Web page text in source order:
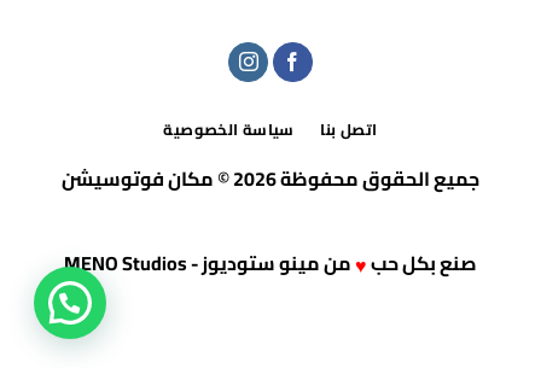
اتصل بنا سياسة الخصوصية
جميع الحقوق محفوظة 2026 © مكان فوتوسيشن
صنع بكل حب♥منمينو ستوديوز - MENO Studios